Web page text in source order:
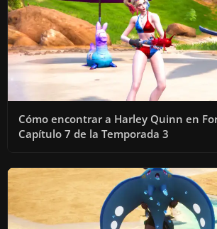
Cómo encontrar a Harley Quinn en
Capítulo 7 de la Temporada 3